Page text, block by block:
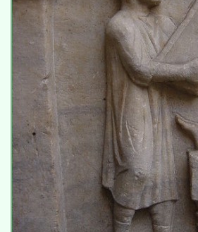
Videos
Mach mit!
Buchtipps
Museen